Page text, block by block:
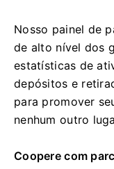
Nosso painel de
de alto nível dos
estatísticas de
depósitos e
para promover
nenhum outro
Coopere com